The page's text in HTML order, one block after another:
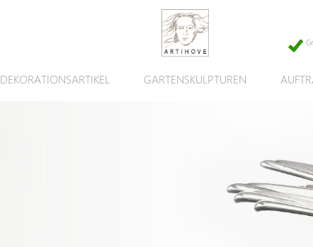
DEKORATIONSARTIKEL GARTENSKULPTUREN